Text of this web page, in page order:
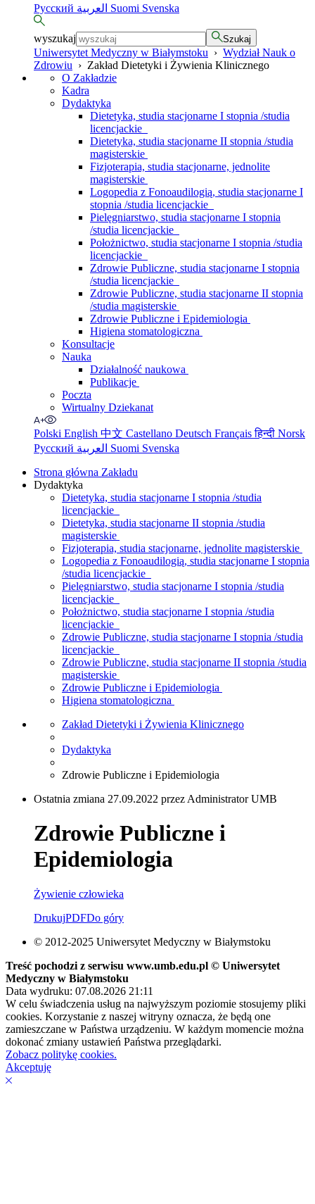
Русский
Suomi Svenska
wyszukaj Szukaj
Uniwersytet Medyczny w Białymstoku › Wydział Nauk o
Zdrowiu › Zakład Dietetyki i Żywienia Klinicznego
O Zakładzie
Kadra
Dydaktyka
Dietetyka, studia stacjonarne I stopnia /studia
licencjackie
Dietetyka, studia stacjonarne II stopnia /studia
magisterskie
Fizjoterapia, studia stacjonarne, jednolite
magisterskie
Logopedia z Fonoaudilogią, studia stacjonarne I
stopnia /studia licencjackie
Pielęgniarstwo, studia stacjonarne I stopnia
/studia licencjackie
Położnictwo, studia stacjonarne I stopnia /studia
licencjackie
Zdrowie Publiczne, studia stacjonarne I stopnia
/studia licencjackie
Zdrowie Publiczne, studia stacjonarne II stopnia
/studia magisterskie
Zdrowie Publiczne i Epidemiologia
Higiena stomatologiczna
Konsultacje
Nauka
Działalność naukowa
Publikacje
Poczta
Wirtualny Dziekanat
Polski English 中文 Castellano Deutsch Françaisहिन्दी Norsk
Русский
Suomi Svenska
Strona główna Zakładu
Dydaktyka
Dietetyka, studia stacjonarne I stopnia /studia
licencjackie
Dietetyka, studia stacjonarne II stopnia /studia
magisterskie
Fizjoterapia, studia stacjonarne, jednolite magisterskie
Logopedia z Fonoaudilogią, studia stacjonarne I stopnia
/studia licencjackie
Pielęgniarstwo, studia stacjonarne I stopnia /studia
licencjackie
Położnictwo, studia stacjonarne I stopnia /studia
licencjackie
Zdrowie Publiczne, studia stacjonarne I stopnia /studia
licencjackie
Zdrowie Publiczne, studia stacjonarne II stopnia /studia
magisterskie
Zdrowie Publiczne i Epidemiologia
Higiena stomatologiczna
Zakład Dietetyki i Żywienia Klinicznego
Dydaktyka
Zdrowie Publiczne i Epidemiologia
Ostatnia zmiana 27.09.2022 przez Administrator UMB
Zdrowie Publiczne i
Epidemiologia
Żywienie człowieka
DrukujPDFDo góry
© 2012-2025 Uniwersytet Medyczny w Białymstoku
Treść pochodzi z serwisu www.umb.edu.pl © Uniwersytet
Medyczny w Białymstoku
Data wydruku: 07.08.2026 21:11
W celu świadczenia usług na najwyższym poziomie stosujemy pliki
cookies. Korzystanie z naszej witryny oznacza, że będą one
zamieszczane w Państwa urządzeniu. W każdym momencie można
dokonać zmiany ustawień Państwa przeglądarki.
Zobacz politykę cookies.
Akceptuję